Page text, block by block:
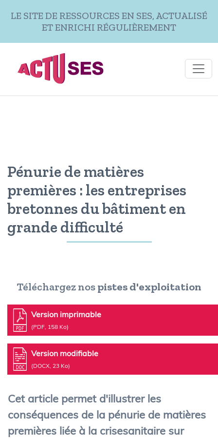
LE SITE DE RESSOURCES EN SES, ACTUALISÉ
ET ENRICHI RÉGULIÈREMENT
Pénurie de matières
premières : les entreprises
bretonnes du bâtiment en
grande difficulté
Téléchargez nospistes d'exploitation
Version imprimable
(PDF, 158 Ko)
Version modifiable
(DOCX, 23 Ko)
Cet article permet d'illustrer les
conséquences de la pénurie de matières
premières liée à la crisesanitaire sur